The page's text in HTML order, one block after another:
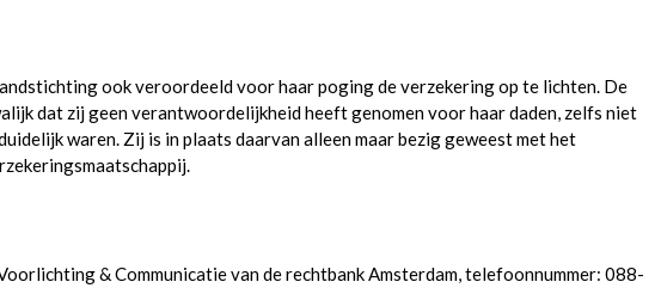
ook veroordeeld voor haar poging de verzekering op te lichten. De
dat zij geen verantwoordelijkheid heeft genomen voor haar daden, zelfs niet
waren. Zij is in plaats daarvan alleen maar bezig geweest met het
& Communicatie van de rechtbank Amsterdam, telefoonnummer: 088-